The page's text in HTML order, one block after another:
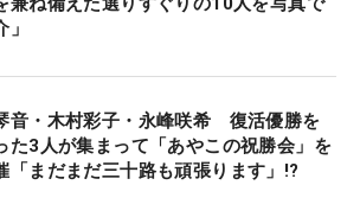
」
音・木村彩子・永峰咲希 復活優勝を
た3人が集まって「あやこの祝勝会」を
「まだまだ三十路も頑張ります」!?